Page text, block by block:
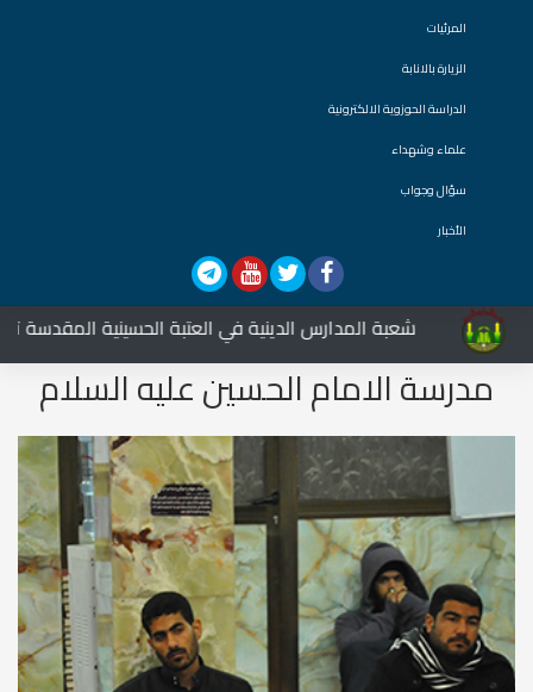
المرئيات
الزيارة بالانابة
الدراسة الحوزوية الالكترونية
علماء وشهداء
سؤال وجواب
الأخبار
شعبة المدارس الدينية في العتبة الحسينية المقدسة
مدرسة الامام الحسين عليه السلام